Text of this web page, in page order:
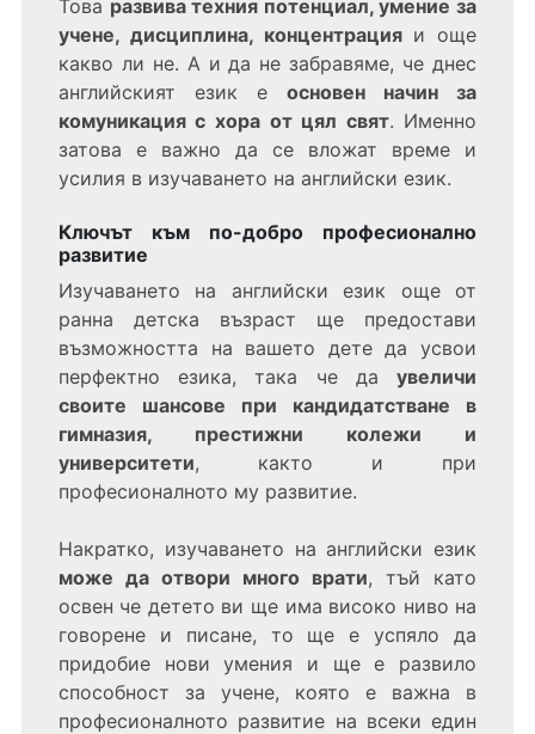
Това развива техния потенциал, умение за
учене, дисциплина, концентрацияи още
какво ли не. А и да не забравяме, че днес
английският език еосновен начин за
комуникация с хора от цял свят. Именно
затова е важно да се вложат време и
усилия в изучаването на английски език.
Ключът към по-добро професионално
развитие
Изучаването на английски език още от
ранна детска възраст ще предостави
възможността на вашето дете да усвои
перфектно езика, така че даувеличи
своите шансове при кандидатстване в
гимназия, престижни колежи и
университети, както и при
професионалното му развитие.
Накратко, изучаването на английски език
може да отвори много врати, тъй като
освен че детето ви ще има високо ниво на
говорене и писане, то ще е успяло да
придобие нови умения и ще е развило
способност за учене, която е важна в
професионалното развитие на всеки един